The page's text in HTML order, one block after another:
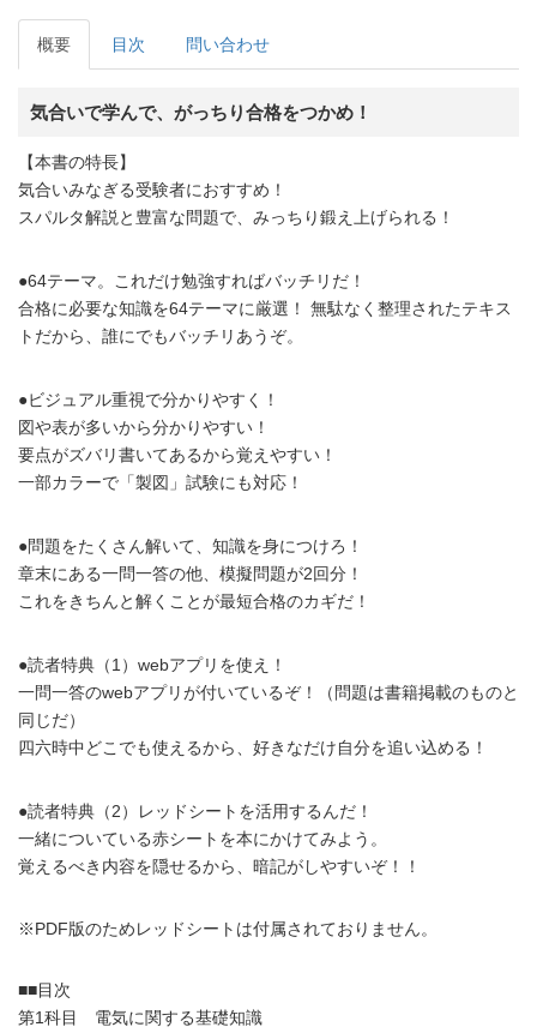
概要 目次 問い合わせ
気合いで学んで、がっちり合格をつかめ！
【本書の特長】
気合いみなぎる受験者におすすめ！
スパルタ解説と豊富な問題で、みっちり鍛え上げられる！
●64テーマ。これだけ勉強すればバッチリだ！
合格に必要な知識を64テーマに厳選！ 無駄なく整理されたテキス
トだから、誰にでもバッチリあうぞ。
●ビジュアル重視で分かりやすく！
図や表が多いから分かりやすい！
要点がズバリ書いてあるから覚えやすい！
一部カラーで「製図」試験にも対応！
●問題をたくさん解いて、知識を身につけろ！
章末にある一問一答の他、模擬問題が2回分！
これをきちんと解くことが最短合格のカギだ！
●読者特典（1）webアプリを使え！
一問一答のwebアプリが付いているぞ！（問題は書籍掲載のものと
同じだ）
四六時中どこでも使えるから、好きなだけ自分を追い込める！
●読者特典（2）レッドシートを活用するんだ！
一緒についている赤シートを本にかけてみよう。
覚えるべき内容を隠せるから、暗記がしやすいぞ！！
※PDF版のためレッドシートは付属されておりません。
■■目次
第1科目 電気に関する基礎知識